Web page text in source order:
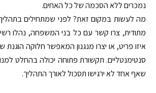
נמכרים ללא הסכמה של כל האחים.
מה לעשות במקום זאת? לפני שמתחילים בתהליך
מתודית, צרו קשר עם כל בני המשפחה, נהלו
איזו פריט, או יצרו מנגנון המאפשר חלוקה הוגנת
סנטימנטליים. תקשורת פתוחה יכולה בהחלט
שאף אחד לא ירגישו תסכול לאורך התהליך.